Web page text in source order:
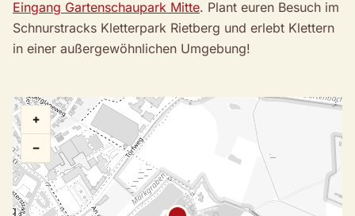
Eingang Gartenschaupark Mitte. Plant euren Besuch im
Schnurstracks Kletterpark Rietberg und erlebt Klettern
in einer außergewöhnlichen Umgebung!
+
−